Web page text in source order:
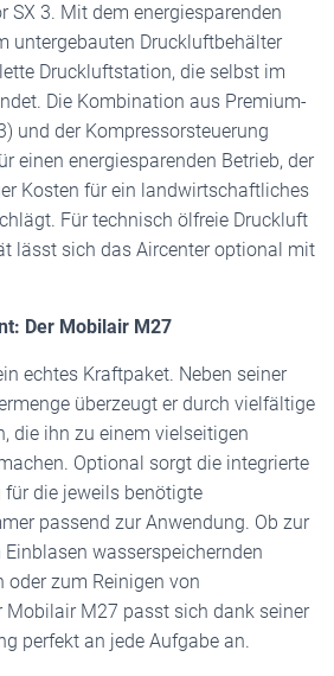
SX 3. Mit dem energiesparenden
untergebauten Druckluftbehälter
Druckluftstation, die selbst im
Die Kombination aus Premium­
und der Kompressorsteuerung
einen energiesparenden Betrieb, der
Kosten für ein landwirtschaftliches
Für technisch ölfreie Druckluft
lässt sich das Aircenter optional mit
Der Mobilair M27
echtes Kraftpaket. Neben seiner
überzeugt er durch vielfältige
die ihn zu einem vielseitigen
Optional sorgt die integrierte
die jeweils benötigte
passend zur Anwendung. Ob zur
wasserspeichernden
oder zum Reinigen von
Mobilair M27 passt sich dank seiner
perfekt an jede Aufgabe an.